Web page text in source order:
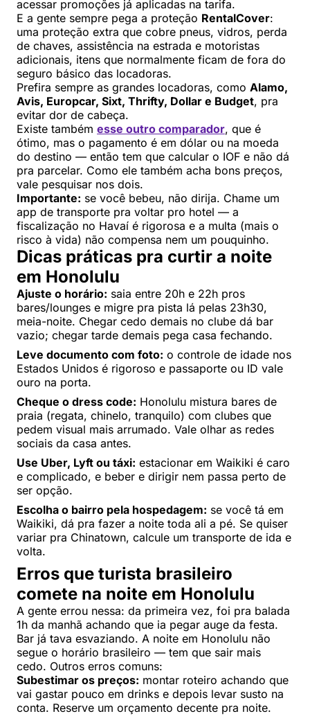
acessar promoções já aplicadas na tarifa.
E a gente sempre pega a proteção RentalCover:
uma proteção extra que cobre pneus, vidros, perda
de chaves, assistência na estrada e motoristas
adicionais, itens que normalmente ficam de fora do
seguro básico das locadoras.
Prefira sempre as grandes locadoras, como Alamo,
Avis, Europcar, Sixt, Thrifty, Dollar e Budget, pra
evitar dor de cabeça.
Existe também esse outro comparador, que é
ótimo, mas o pagamento é em dólar ou na moeda
do destino — então tem que calcular o IOF e não dá
pra parcelar. Como ele também acha bons preços,
vale pesquisar nos dois.
Importante: se você bebeu, não dirija. Chame um
app de transporte pra voltar pro hotel — a
fiscalização no Havaí é rigorosa e a multa (mais o
risco à vida) não compensa nem um pouquinho.
Dicas práticas pra curtir a noite
em Honolulu
Ajuste o horário: saia entre 20h e 22h pros
bares/lounges e migre pra pista lá pelas 23h30,
meia-noite. Chegar cedo demais no clube dá bar
vazio; chegar tarde demais pega casa fechando.
Leve documento com foto: o controle de idade nos
Estados Unidos é rigoroso e passaporte ou ID vale
ouro na porta.
Cheque o dress code: Honolulu mistura bares de
praia (regata, chinelo, tranquilo) com clubes que
pedem visual mais arrumado. Vale olhar as redes
sociais da casa antes.
Use Uber, Lyft ou táxi: estacionar em Waikiki é caro
e complicado, e beber e dirigir nem passa perto de
ser opção.
Escolha o bairro pela hospedagem: se você tá em
Waikiki, dá pra fazer a noite toda ali a pé. Se quiser
variar pra Chinatown, calcule um transporte de ida e
volta.
Erros que turista brasileiro
comete na noite em Honolulu
A gente errou nessa: da primeira vez, foi pra balada
1h da manhã achando que ia pegar auge da festa.
Bar já tava esvaziando. A noite em Honolulu não
segue o horário brasileiro — tem que sair mais
cedo. Outros erros comuns:
Subestimar os preços: montar roteiro achando que
vai gastar pouco em drinks e depois levar susto na
conta. Reserve um orçamento decente pra noite.